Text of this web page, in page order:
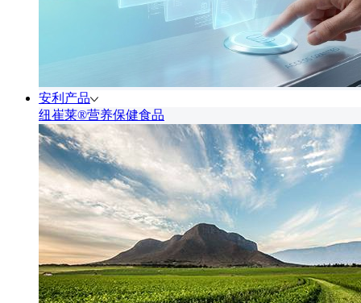
安利产品
纽崔莱®营养保健食品